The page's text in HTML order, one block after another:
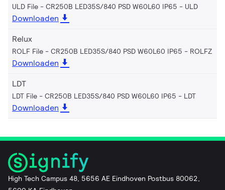
ULD File - CR250B LED35S/840 PSD W60L60 IP65 ULD
Downloaden
Relux
ROLF File - CR250B LED35S/840 PSD W60L60 IP65 ROLFZ
Downloaden
LDT
LDT File - CR250B LED35S/840 PSD W60L60 IP65 LDT
Downloaden
High Tech Campus 48, 5656 AE Eindhoven Postbus 80062,